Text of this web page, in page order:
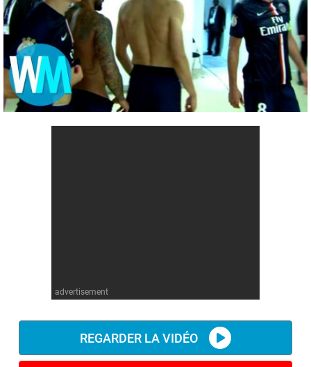
Comics
Anime
Culture pop
Jeux vidéo
Comics
Anime
Culture pop
advertisement
REGARDER LA VIDÉO